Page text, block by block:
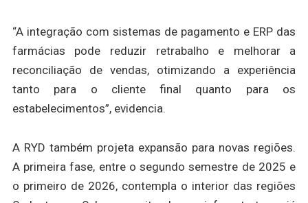
“A integração com sistemas de pagamento e ERP das
farmácias pode reduzir retrabalho e melhorar a
reconciliação de vendas, otimizando a experiência
tanto para o cliente final quanto para os
estabelecimentos”, evidencia.
A RYD também projeta expansão para novas regiões.
A primeira fase, entre o segundo semestre de 2025 e
o primeiro de 2026, contempla o interior das regiões